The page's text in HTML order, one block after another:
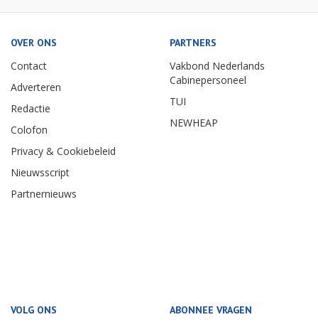
OVER ONS
Contact
Adverteren
Redactie
Colofon
Privacy & Cookiebeleid
Nieuwsscript
Partnernieuws
PARTNERS
Vakbond Nederlands
Cabinepersoneel
TUI
NEWHEAP
VOLG ONS ABONNEE VRAGEN